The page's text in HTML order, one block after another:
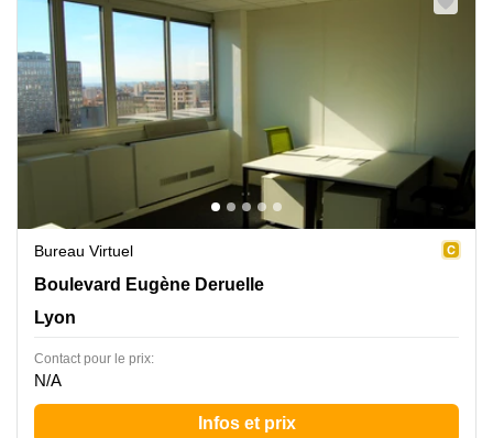
Bureau Virtuel
Boulevard Eugène Deruelle 20, Lyon
Boulevard Eugène Deruelle
Lyon
Contact pour le prix:
N/A
Infos et prix